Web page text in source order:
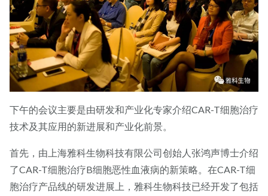
下午的会议主要是由研发和产业化专家介绍CAR-T细胞治疗
技术及其应用的新进展和产业化前景。
首先，由上海雅科生物科技有限公司创始人张鸿声博士介绍
了CAR-T细胞治疗B细胞恶性血液病的新策略。在CAR-T细
胞治疗产品线的研发进展上，雅科生物科技已经开发了包括